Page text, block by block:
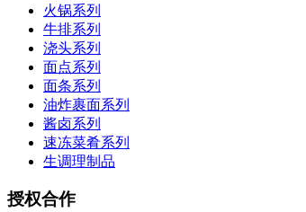
火锅系列
牛排系列
浇头系列
面点系列
面条系列
油炸裹面系列
酱卤系列
速冻菜肴系列
生调理制品
授权合作